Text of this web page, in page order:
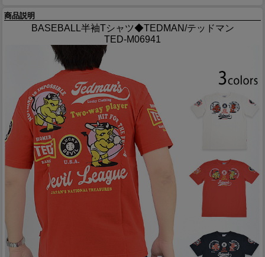
商品説明
BASEBALL半袖Tシャツ◆TEDMAN/テッドマン
TED-M06941